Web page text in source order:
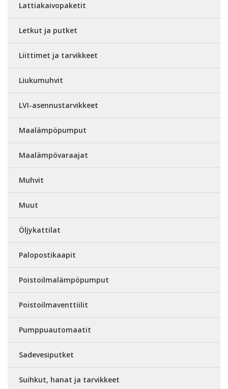
Lattiakaivopaketit
Letkut ja putket
Liittimet ja tarvikkeet
Liukumuhvit
LVI-asennustarvikkeet
Maalämpöpumput
Maalämpövaraajat
Muhvit
Muut
Öljykattilat
Palopostikaapit
Poistoilmalämpöpumput
Poistoilmaventtiilit
Pumppuautomaatit
Sadevesiputket
Suihkut, hanat ja tarvikkeet